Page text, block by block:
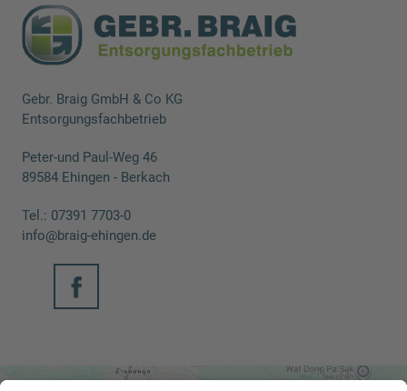
Gebr. Braig GmbH & Co KG
Entsorgungsfachbetrieb
Peter-und Paul-Weg 46
89584 Ehingen - Berkach
Tel.: 07391 7703-0
info@braig-ehingen.de